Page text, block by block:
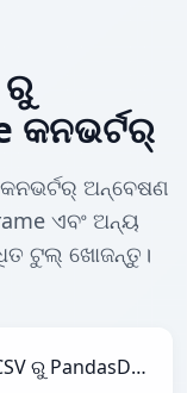
ରୁ
କନଭର୍ଟର୍
ଅନ୍ବେଷଣ
ଏବଂ ଅନ୍ୟ
ଟୁଲ୍ ଖୋଜନ୍ତୁ।
CSV ରୁ PandasDataFrame